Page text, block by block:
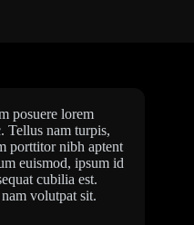
posuere lorem
Tellus nam turpis,
porttitor nibh aptent
euismod, ipsum id
cubilia est.
volutpat sit.